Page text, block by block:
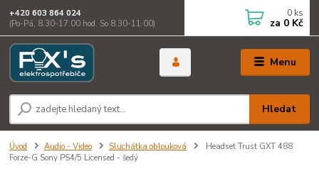
Menu
Hledat
+420 603 864 024
(Po-Pá, 8.30-17.00 hod. So 8.30-11.00)
0 ks
za 0 Kč
Úvod Audio - Video Sluchátka oblouková
Headset Trust GXT 488
Forze-G Sony PS4/5 Licensed - šedý